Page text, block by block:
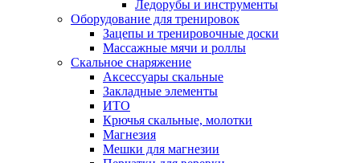
Ледорубы и инструменты
Оборудование для тренировок
Зацепы и тренировочные доски
Массажные мячи и роллы
Скальное снаряжение
Аксессуары скальные
Закладные элементы
ИТО
Крючья скальные, молотки
Магнезия
Мешки для магнезии